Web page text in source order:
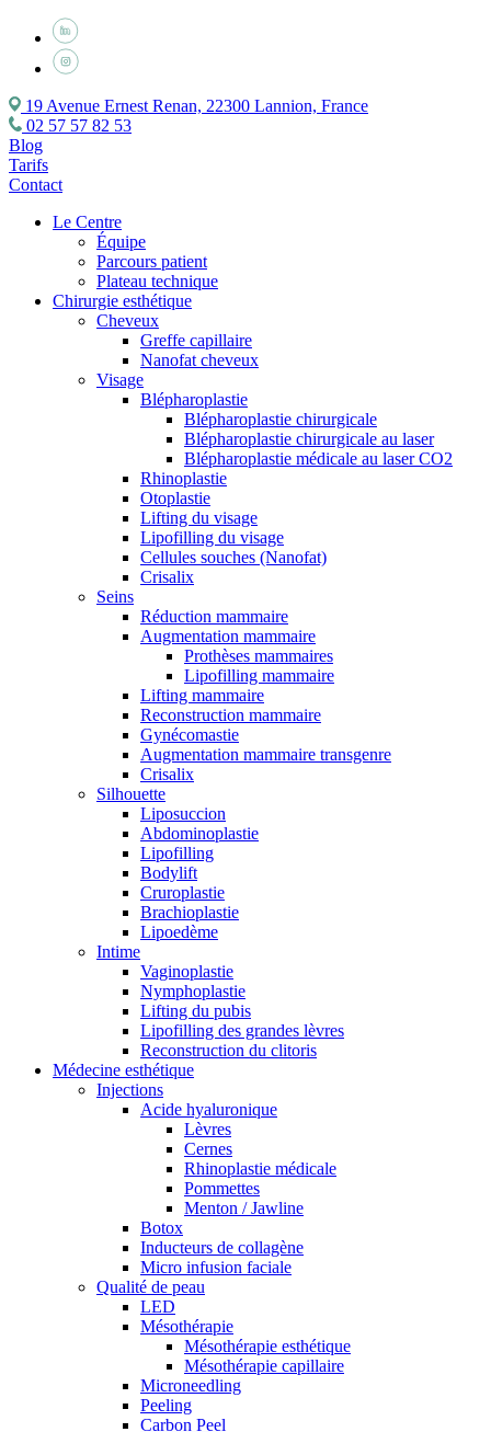
19 Avenue Ernest Renan, 22300 Lannion, France
02 57 57 82 53
Blog
Tarifs
Contact
Le Centre
Équipe
Parcours patient
Plateau technique
Chirurgie esthétique
Cheveux
Greffe capillaire
Nanofat cheveux
Visage
Blépharoplastie
Blépharoplastie chirurgicale
Blépharoplastie chirurgicale au laser
Blépharoplastie médicale au laser CO2
Rhinoplastie
Otoplastie
Lifting du visage
Lipofilling du visage
Cellules souches (Nanofat)
Crisalix
Seins
Réduction mammaire
Augmentation mammaire
Prothèses mammaires
Lipofilling mammaire
Lifting mammaire
Reconstruction mammaire
Gynécomastie
Augmentation mammaire transgenre
Crisalix
Silhouette
Liposuccion
Abdominoplastie
Lipofilling
Bodylift
Cruroplastie
Brachioplastie
Lipoedème
Intime
Vaginoplastie
Nymphoplastie
Lifting du pubis
Lipofilling des grandes lèvres
Reconstruction du clitoris
Médecine esthétique
Injections
Acide hyaluronique
Lèvres
Cernes
Rhinoplastie médicale
Pommettes
Menton / Jawline
Botox
Inducteurs de collagène
Micro infusion faciale
Qualité de peau
LED
Mésothérapie
Mésothérapie esthétique
Mésothérapie capillaire
Microneedling
Peeling
Carbon Peel